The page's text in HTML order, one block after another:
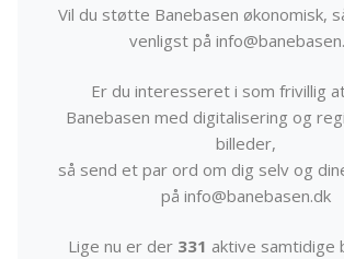
Vil du støtte Banebasen økonomisk,
venligst på
Er du interesseret i som frivillig
Banebasen med digitalisering og
billeder,
så send et par ord om dig selv og
på info@banebasen.dk
Lige nu er der 331 aktive samtidige